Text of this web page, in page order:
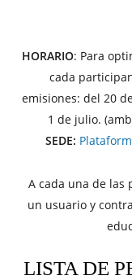
HORARIO: Para
cada
emisiones: del 20
1 de julio.
SEDE:
A cada una de las
un usuario y
LISTA DE